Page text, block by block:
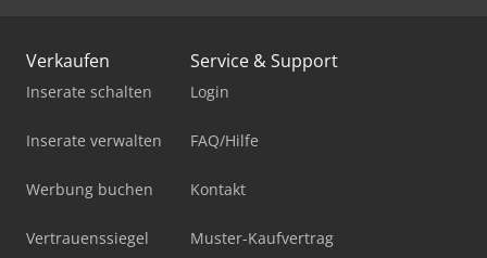
Verkaufen
Inserate schalten
Inserate verwalten
Werbung buchen
Vertrauenssiegel
Service & Support
Login
FAQ/Hilfe
Kontakt
Muster-Kaufvertrag